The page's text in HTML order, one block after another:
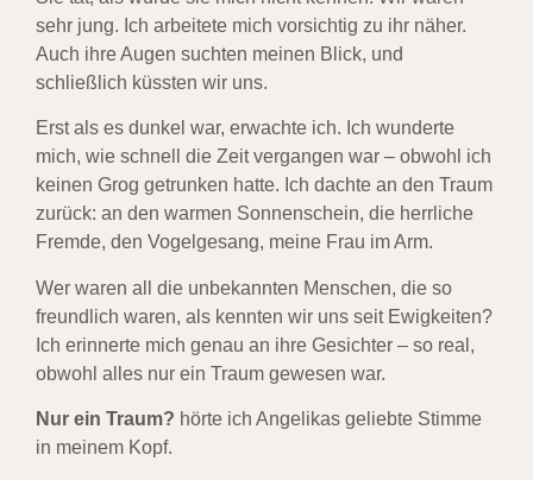
sehr jung. Ich arbeitete mich vorsichtig zu ihr näher.
Auch ihre Augen suchten meinen Blick, und
schließlich küssten wir uns.
Erst als es dunkel war, erwachte ich. Ich wunderte
mich, wie schnell die Zeit vergangen war – obwohl ich
keinen Grog getrunken hatte. Ich dachte an den Traum
zurück: an den warmen Sonnenschein, die herrliche
Fremde, den Vogelgesang, meine Frau im Arm.
Wer waren all die unbekannten Menschen, die so
freundlich waren, als kennten wir uns seit Ewigkeiten?
Ich erinnerte mich genau an ihre Gesichter – so real,
obwohl alles nur ein Traum gewesen war.
Nur ein Traum? hörte ich Angelikas geliebte Stimme
in meinem Kopf.